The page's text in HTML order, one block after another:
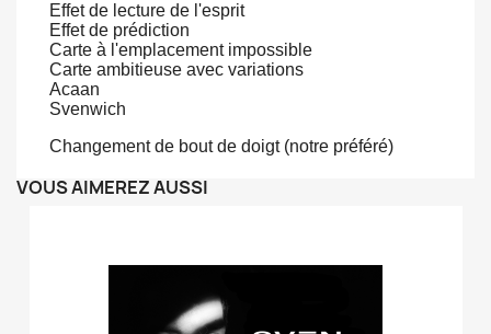
Effet de lecture de l'esprit
Effet de prédiction
Carte à l'emplacement impossible
Carte ambitieuse avec variations
Acaan
Svenwich
Changement de bout de doigt (notre préféré)
VOUS AIMEREZ AUSSI